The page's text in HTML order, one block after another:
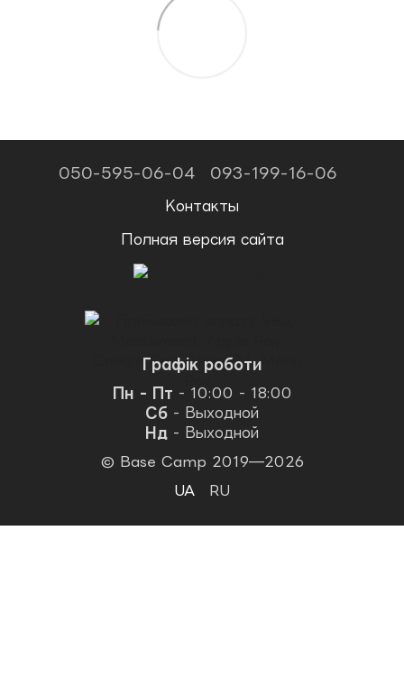
050-595-06-04 093-199-16-06
Контакты
Полная версия сайта
Графік роботи
Пн - Пт - 10:00 - 18:00
Сб - Выходной
Нд - Выходной
© Base Camp 2019—2026
UA
RU